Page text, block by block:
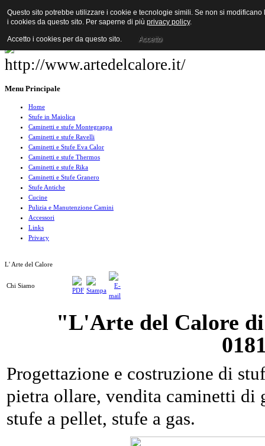
Menu Principale
Home
Stufe in Maiolica
Caminetti e stufe Montegrappa
Caminetti e stufe Ravelli
Caminetti e Stufe Eva Calor
Caminetti e stufe Thermos
Caminetti e stufe Rika
Caminetti e Stufe Granero
Stufe Antiche
Cucine
Pulizia e Manutenzione Camini
Accessori
Links
Privacy
L' Arte del Calore
Chi Siamo
"L'Arte del Calore
Progettazione e costruzione di
pietra ollare, vendita caminetti di
stufe a pellet, stufe a gas.
Questo sito potrebbe utilizzare i cookie e tecnologie simili. Se non si
i cookies da questo sito. Per saperne di più privacy policy.
Accetto i cookies per da questo sito. Accetto